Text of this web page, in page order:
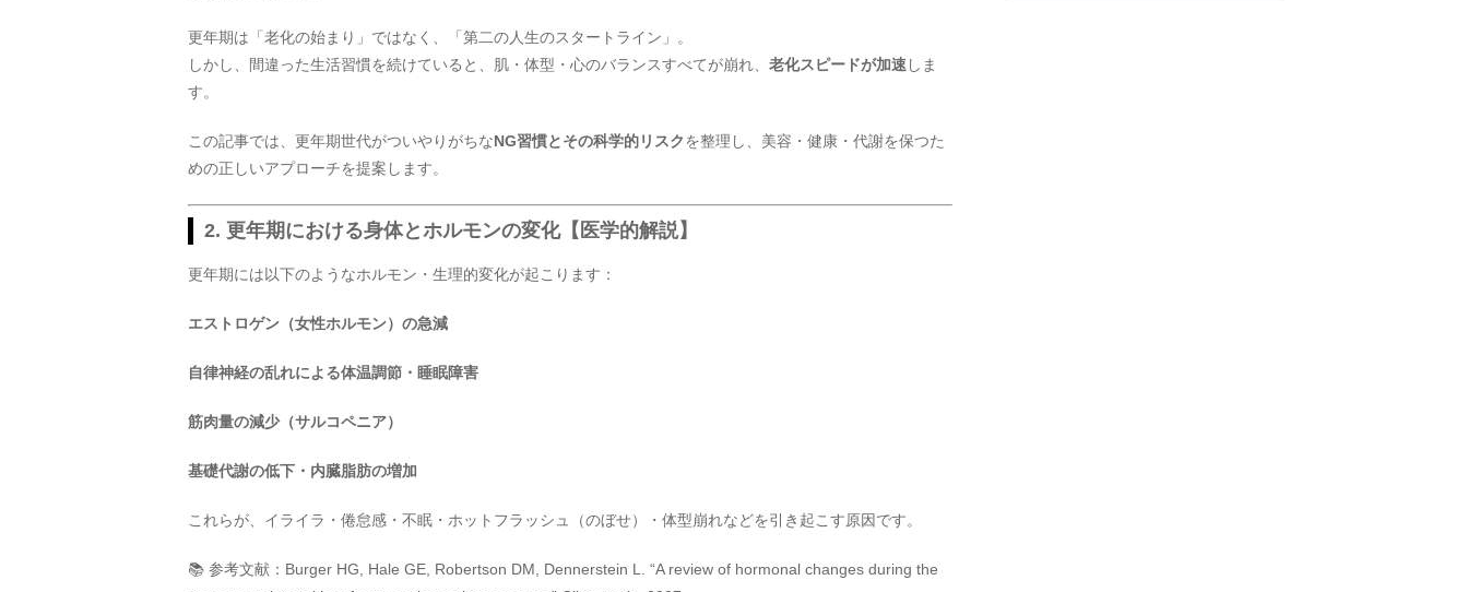
更年期は「老化の始まり」ではなく、「第二の人生のスタートライン」。
しかし、間違った生活習慣を続けていると、肌・体型・心のバランスすべてが崩れ、 老化スピードが加速しま
す。
この記事では、更年期世代がついやりがちなNG習慣とその科学的リスクを整理し、美容・健康・代謝を保つた
めの正しいアプローチを提案します。
2. 更年期における身体とホルモンの変化【医学的解説】
更年期には以下のようなホルモン・生理的変化が起こります：
エストロゲン（女性ホルモン）の急減
自律神経の乱れによる体温調節・睡眠障害
筋肉量の減少（サルコペニア）
基礎代謝の低下・内臓脂肪の増加
これらが、イライラ・倦怠感・不眠・ホットフラッシュ（のぼせ）・体型崩れなどを引き起こす原因です。
📚 参考文献：Burger HG, Hale GE, Robertson DM, Dennerstein L. “A review of hormonal changes during the